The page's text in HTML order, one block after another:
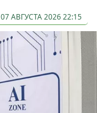
07 АВГУСТА 2026 22:15